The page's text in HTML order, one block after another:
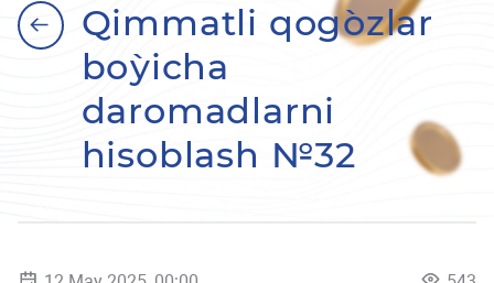
Qimmatli qog`ozlar
bo`yicha
daromadlarni
hisoblash №32